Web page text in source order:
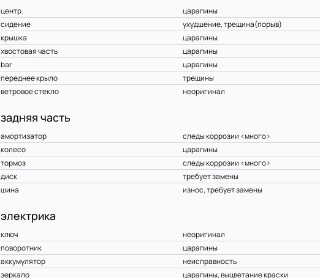
центр.
царапины
сидение
ухудшение, трещина(порыв)
крышка
царапины
хвостовая часть
царапины
bar
царапины
переднее крыло
трещины
ветровое стекло
неоригинал
задняя часть
амортизатор
следы коррозии <много>
колесо
царапины
тормоз
следы коррозии <много>
диск
требует замены
шина
износ, требует замены
электрика
ключ
неоригинал
поворотник
царапины
аккумулятор
неисправность
зеркало
царапины, выцветание краски